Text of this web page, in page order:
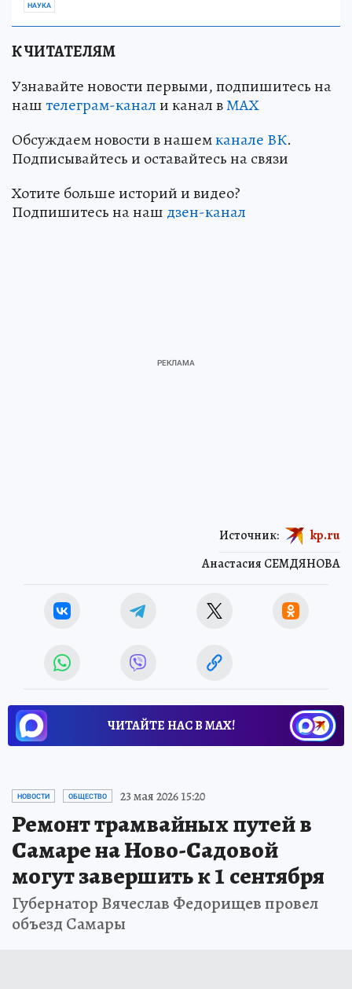
НАУКА
К ЧИТАТЕЛЯМ
Узнавайте новости первыми, подпишитесь на
наштелеграм-канали канал вМАХ
Обсуждаем новости в нашемканале ВК.
Подписывайтесь и оставайтесь на связи
Хотите больше историй и видео?
Подпишитесь на наш дзен-канал
Анастасия СЕМДЯНОВА
Источник: kp.ru
ЧИТАЙТЕ НАС В МАХ!
НОВОСТИ ОБЩЕСТВО 23 мая 2026 15:20
Ремонт трамвайных путей в
Самаре на Ново-Садовой
могут завершить к 1 сентября
Губернатор Вячеслав Федорищев провел
объезд Самары